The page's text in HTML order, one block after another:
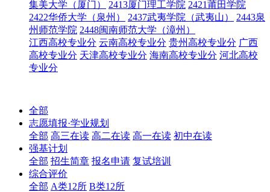
集美大学（厦门）
2413厦门理工学院 2421莆田学院
2422华侨大学（泉州）
2437武夷学院（武夷山）
2443泉
州师范学院 2448闽南师范大学（漳州）
江西高校专业分 云南高校专业分 贵州高校专业分 广西
高校专业分 天津高校专业分 海南高校专业分 河北高校
专业分
全部
志愿填报·学业规划
全部 高三在读 高二在读 高一在读 初中在读
强基计划
全部 招生简章 报名申请 复试培训
综合评价
全部 A类12所 B类12所